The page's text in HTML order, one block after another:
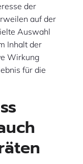
der
auf der
Auswahl
Inhalt der
Wirkung
für die